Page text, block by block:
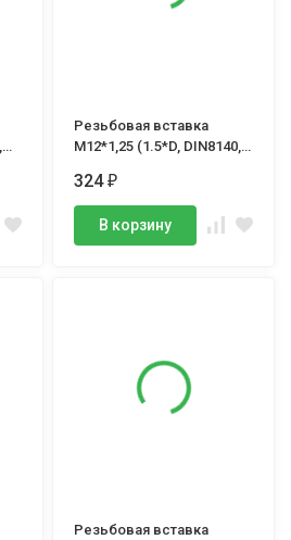
Резьбовая вставка
М12*1,25 (1.5*D, DIN8140,
324₽
В корзину
Резьбовая вставка